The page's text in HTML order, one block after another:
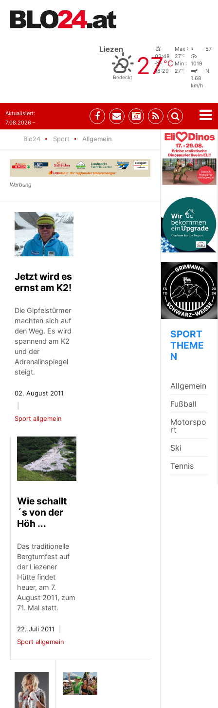
Liezen
Bedeckt 27°C
03:48
18:29
Max :
27°C
Min :
27°C
57
1019
N
1.68
km/h
Aktualisiert:
7.08.2026 –
Blo24 Sport Allgemein
Jetzt wird es
ernst am K2!
Die Gipfelstürmer
machten sich auf
den Weg. Es wird
spannend am K2
und der
Adrenalinspiegel
steigt.
02. August 2011
Sport allgemein
Wie schallt
´s von der
Höh ...
Das traditionelle
Bergturnfest auf
der Liezener
Hütte findet
heuer, am 7.
August 2011, zum
71. Mal statt.
22. Juli 2011
Sport allgemein
SPORT
THEME
N
Allgemein
Fußball
Motorspo
rt
Ski
Tennis